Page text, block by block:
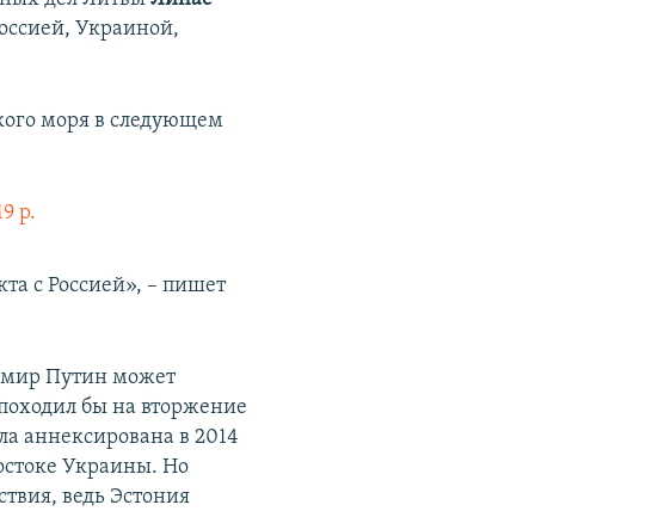
Украиной,
моря в следующем
р.
с Россией», – пишет
Путин может
бы на вторжение
аннексирована в 2014
Украины. Но
ведь Эстония